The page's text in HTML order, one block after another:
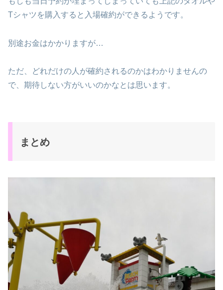
Tシャツを購入すると入場確約ができるようです。
別途お金はかかりますが…
ただ、どれだけの人が確約されるのかはわかりませんの
で、期待しない方がいいのかなとは思います。
まとめ